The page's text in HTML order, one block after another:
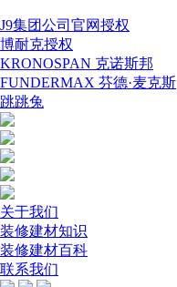
J9集团公司官网授权
博耐克授权
KRONOSPAN 克诺斯邦
FUNDERMAX 芬德·麦克斯
跳跳兔
关于我们
装修建材知识
装修建材百科
联系我们